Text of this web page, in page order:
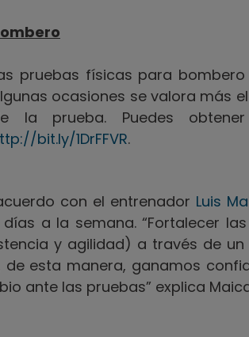
pruebas físicas para
ocasiones se valora más
la prueba. Puedes
bit.ly/1DrFFVR.
con el entrenador Luis
a la semana. “Fortalecer
y agilidad) a través de
de esta manera, ganamos
ante las pruebas” explica